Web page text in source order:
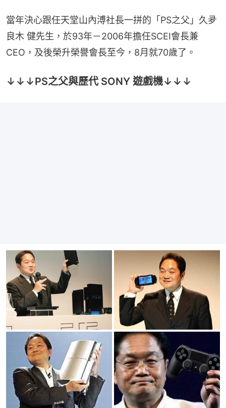
當年決心跟任天堂山內溥社長一拼的「PS之父」久夛
良木 健先生，於93年－2006年擔任SCEI會長兼
CEO，及後榮升榮譽會長至今，8月就70歲了。
↓↓↓PS之父與歷代 SONY 遊戲機↓↓↓